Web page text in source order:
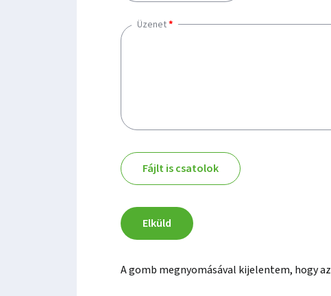
Üzenet
Fájlt is csatolok
Elküld
A gomb megnyomásával kijelentem, hogy az